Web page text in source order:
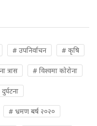
# उपनिर्वाचन # कृषि
त्रास # विश्वमा कोरोना
# भ्रमण बर्ष २०२०